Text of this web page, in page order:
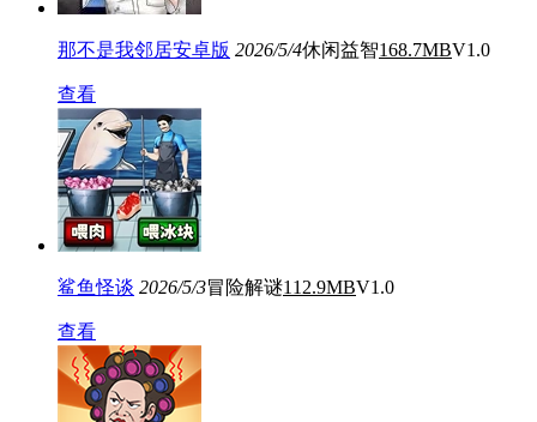
那不是我邻居安卓版 2026/5/4休闲益智168.7MBV1.0
查看
鲨鱼怪谈 2026/5/3冒险解谜112.9MBV1.0
查看